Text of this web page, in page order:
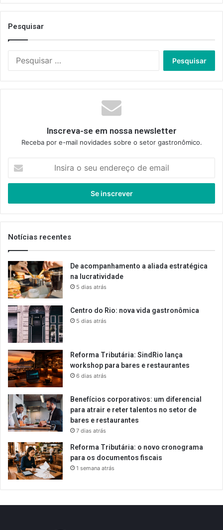
Pesquisar
Inscreva-se em nossa newsletter
Receba por e-mail novidades sobre o setor gastronômico.
seu
de
email
Notícias recentes
De acompanhamento a aliada estratégica
na lucratividade
5 dias atrás
Centro do Rio: nova vida gastronômica
5 dias atrás
Reforma Tributária: SindRio lança
workshop para bares e restaurantes
6 dias atrás
Benefícios corporativos: um diferencial
para atrair e reter talentos no setor de
bares e restaurantes
7 dias atrás
Reforma Tributária: o novo cronograma
para os documentos fiscais
1 semana atrás